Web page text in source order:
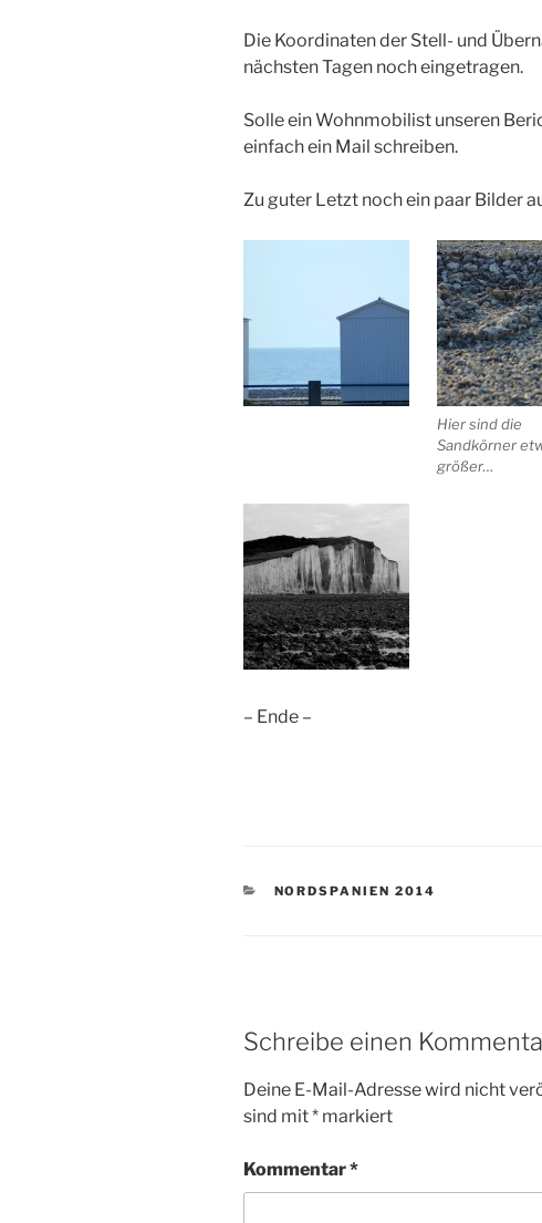
Die Koordinaten der Stell- und
nächsten Tagen noch eingetragen.
Solle ein Wohnmobilist unseren
einfach ein Mail schreiben.
Zu guter Letzt noch ein paar Bilder
Hier sind die
Sandkörner
größer…
– Ende –
KATEGORIEN
NORDSPANIEN 2014
Schreibe einen
Deine E-Mail-Adresse wird nicht
sind mit* markiert
Kommentar*